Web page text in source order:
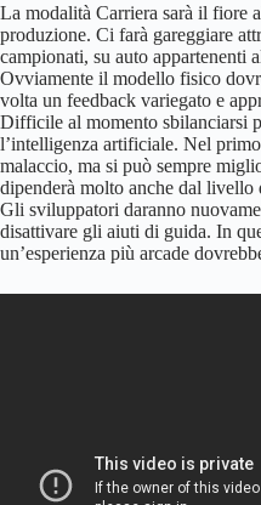
La modalità Carriera sarà il fiore
produzione. Ci farà gareggiare
campionati, su auto appartenenti
Ovviamente il modello fisico
volta un feedback variegato e
Difficile al momento sbilanciarsi
l’intelligenza artificiale. Nel
malaccio, ma si può sempre
dipenderà molto anche dal
Gli sviluppatori daranno
disattivare gli aiuti di guida. In
un’esperienza più arcade